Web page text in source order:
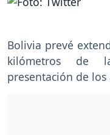
Bolivia prevé
kilómetros de
presentación de